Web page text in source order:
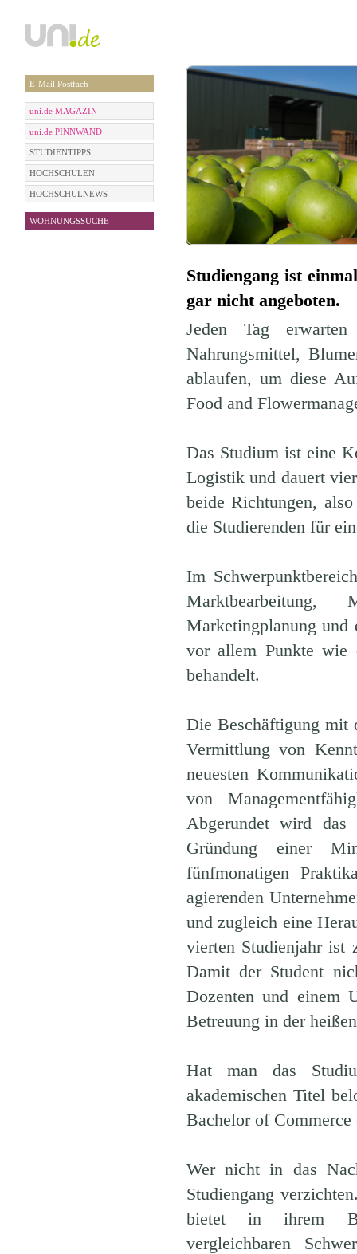
E-Mail Postfach
uni.de MAGAZIN
uni.de PINNWAND
STUDIENTIPPS
HOCHSCHULEN
HOCHSCHULNEWS
WOHNUNGSSUCHE
Studiengang ist
gar nicht angeboten.
Jeden Tag
Nahrungsmittel,
ablaufen, um diese
Food and
Das Studium ist eine
Logistik und dauert
beide Richtungen,
die Studierenden für
Im
Marktbearbeitung,
Marketingplanung und
vor allem Punkte wie
behandelt.
Die Beschäftigung mit
Vermittlung von
neuesten
von
Abgerundet wird das
Gründung einer
fünfmonatigen
agierenden
und zugleich eine
vierten Studienjahr ist
Damit der Student
Dozenten und einem
Betreuung in der
Hat man das
akademischen Titel
Bachelor of
Wer nicht in das
Studiengang
bietet in ihrem
vergleichbaren